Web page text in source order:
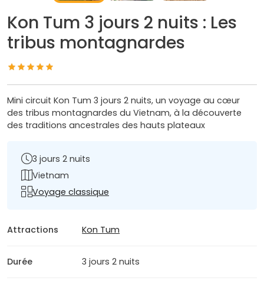
Kon Tum 3 jours 2 nuits : Les
tribus montagnardes
Mini circuit Kon Tum 3 jours 2 nuits, un voyage au cœur
des tribus montagnardes du Vietnam, à la découverte
des traditions ancestrales des hauts plateaux
3 jours 2 nuits
Vietnam
Voyage classique
Attractions Kon Tum
Durée 3 jours 2 nuits